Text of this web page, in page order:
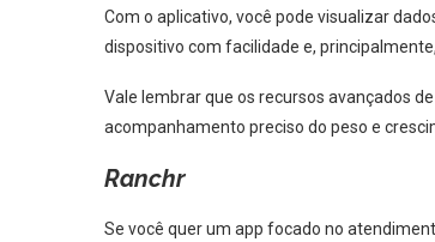
Com o aplicativo, você pode visualizar
dispositivo com facilidade e,
Vale lembrar que os recursos avançados
acompanhamento preciso do peso e
Ranchr
Se você quer um app focado no